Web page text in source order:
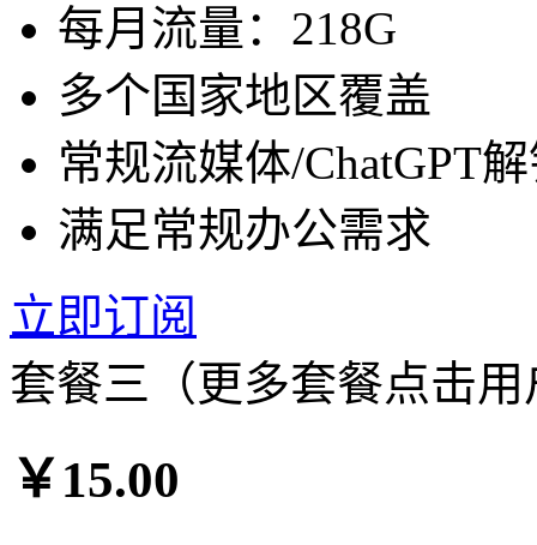
每月流量：218G
多个国家地区覆盖
常规流媒体/ChatGPT
满足常规办公需求
立即订阅
套餐三（更多套餐点击
￥15.00